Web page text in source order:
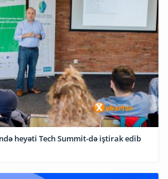
heyəti Tech Summit-də iştirak edib